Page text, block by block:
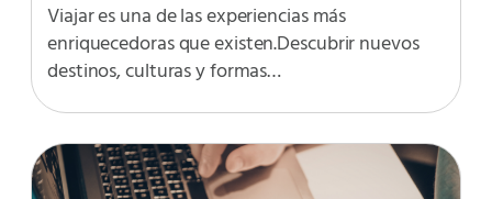
Viajar es una de las experiencias más
enriquecedoras que existen.Descubrir nuevos
destinos, culturas y formas…